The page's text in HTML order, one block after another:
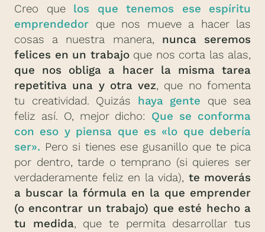
Creo que los que tenemos ese espíritu
emprendedor que nos mueve a hacer las
cosas a nuestra manera, nunca seremos
felices en un trabajoque nos corta las alas,
que nos obliga a hacer la misma tarea
repetitiva una y otra vez, que no fomenta
tu creatividad. Quizás haya gente que sea
feliz así. O, mejor dicho: Que se conforma
con eso y piensa que es «lo que debería
ser». Pero si tienes ese gusanillo que te pica
por dentro, tarde o temprano (si quieres ser
verdaderamente feliz en la vida), te moverás
a buscar la fórmula en la que emprender
(o encontrar un trabajo) que esté hecho a
tu medida, que te permita desarrollar tus